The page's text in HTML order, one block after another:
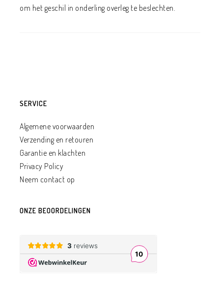
om het geschil in onderling overleg te beslechten.
SERVICE
Algemene voorwaarden
Verzending en retouren
Garantie en klachten
Privacy Policy
Neem contact op
ONZE BEOORDELINGEN